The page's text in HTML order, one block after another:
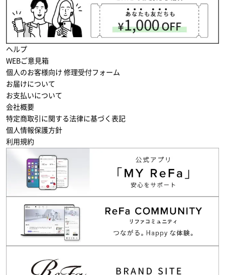
ヘルプ
WEBご意見箱
個人のお客様向け 修理受付フォーム
お届けについて
お支払いについて
会社概要
特定商取引に関する法律に基づく表記
個人情報保護方針
利用規約